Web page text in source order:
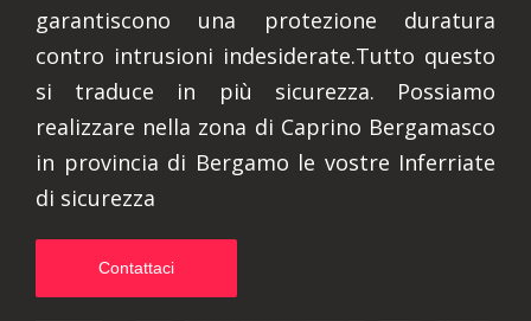
garantiscono una protezione duratura
contro intrusioni indesiderate.Tutto questo
si traduce in più sicurezza. Possiamo
realizzare nella zona di Caprino Bergamasco
in provincia di Bergamo le vostre Inferriate
di sicurezza
Contattaci